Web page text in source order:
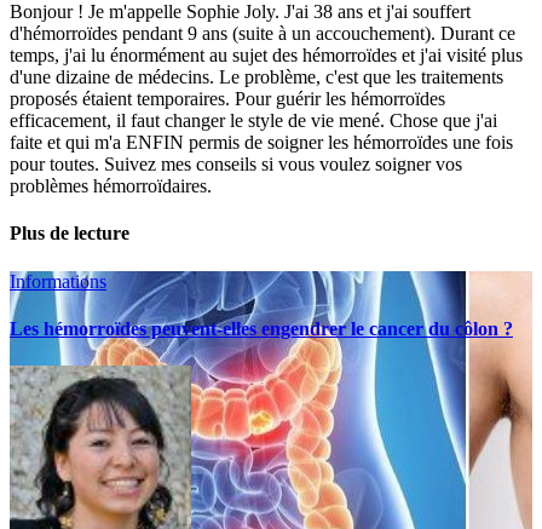
Bonjour ! Je m'appelle Sophie Joly. J'ai 38 ans et j'ai souffert
d'hémorroïdes pendant 9 ans (suite à un accouchement). Durant ce
temps, j'ai lu énormément au sujet des hémorroïdes et j'ai visité plus
d'une dizaine de médecins. Le problème, c'est que les traitements
proposés étaient temporaires. Pour guérir les hémorroïdes
efficacement, il faut changer le style de vie mené. Chose que j'ai
faite et qui m'a ENFIN permis de soigner les hémorroïdes une fois
pour toutes. Suivez mes conseils si vous voulez soigner vos
problèmes hémorroïdaires.
Plus de lecture
Informations
Les hémorroïdes peuvent-elles engendrer le cancer du côlon ?